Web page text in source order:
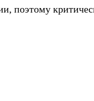
поэтому